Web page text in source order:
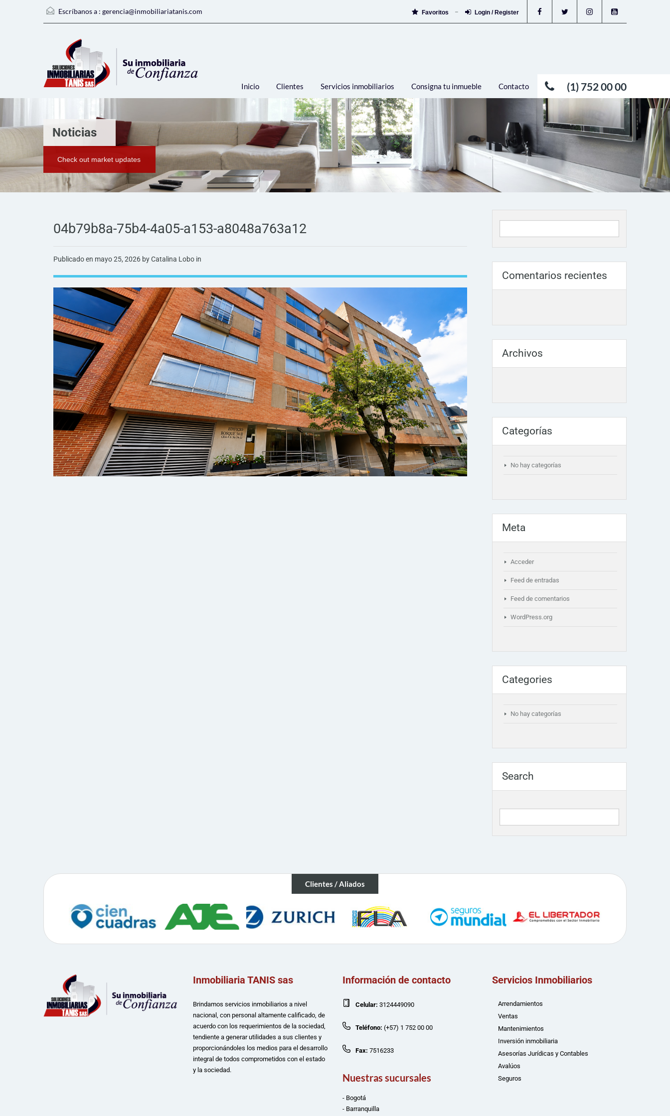
Escríbanos a : gerencia@inmobiliariatanis.com Favoritos Login / Register
(1) 752 00 00
Inicio Clientes Servicios inmobiliarios Consigna tu inmueble Contacto
Noticias
Check out market updates
04b79b8a-75b4-4a05-a153-a8048a763a12
Publicado en mayo 25, 2026 by Catalina Lobo in
Comentarios recientes
Archivos
Categorías
No hay categorías
Meta
Acceder
Feed de entradas
Feed de comentarios
WordPress.org
Categories
No hay categorías
Search
Clientes / Aliados
Inmobiliaria TANIS sas
Brindamos servicios inmobiliarios a nivel
nacional, con personal altamente calificado, de
acuerdo con los requerimientos de la sociedad,
tendiente a generar utilidades a sus clientes y
proporcionándoles los medios para el desarrollo
integral de todos comprometidos con el estado
y la sociedad.
Información de contacto
Celular: 3124449090
Teléfono: (+57) 1 752 00 00
Fax: 7516233
Nuestras sucursales
- Bogotá
- Barranquilla
Servicios Inmobiliarios
Arrendamientos
Ventas
Mantenimientos
Inversión inmobiliaria
Asesorías Jurídicas y Contables
Avalúos
Seguros